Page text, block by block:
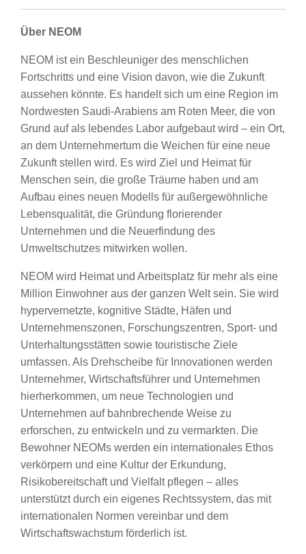
Über NEOM
NEOM ist ein Beschleuniger des menschlichen
Fortschritts und eine Vision davon, wie die Zukunft
aussehen könnte. Es handelt sich um eine Region im
Nordwesten Saudi-Arabiens am Roten Meer, die von
Grund auf als lebendes Labor aufgebaut wird – ein Ort,
an dem Unternehmertum die Weichen für eine neue
Zukunft stellen wird. Es wird Ziel und Heimat für
Menschen sein, die große Träume haben und am
Aufbau eines neuen Modells für außergewöhnliche
Lebensqualität, die Gründung florierender
Unternehmen und die Neuerfindung des
Umweltschutzes mitwirken wollen.
NEOM wird Heimat und Arbeitsplatz für mehr als eine
Million Einwohner aus der ganzen Welt sein. Sie wird
hypervernetzte, kognitive Städte, Häfen und
Unternehmenszonen, Forschungszentren, Sport- und
Unterhaltungsstätten sowie touristische Ziele
umfassen. Als Drehscheibe für Innovationen werden
Unternehmer, Wirtschaftsführer und Unternehmen
hierherkommen, um neue Technologien und
Unternehmen auf bahnbrechende Weise zu
erforschen, zu entwickeln und zu vermarkten. Die
Bewohner NEOMs werden ein internationales Ethos
verkörpern und eine Kultur der Erkundung,
Risikobereitschaft und Vielfalt pflegen – alles
unterstützt durch ein eigenes Rechtssystem, das mit
internationalen Normen vereinbar und dem
Wirtschaftswachstum förderlich ist.